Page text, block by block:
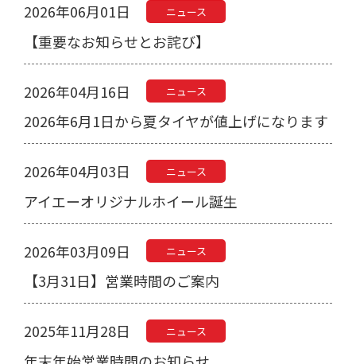
2026年06月01日 ニュース
【重要なお知らせとお詫び】
2026年04月16日 ニュース
2026年6月1日から夏タイヤが値上げになります
2026年04月03日 ニュース
アイエーオリジナルホイール誕生
2026年03月09日 ニュース
【3月31日】営業時間のご案内
2025年11月28日 ニュース